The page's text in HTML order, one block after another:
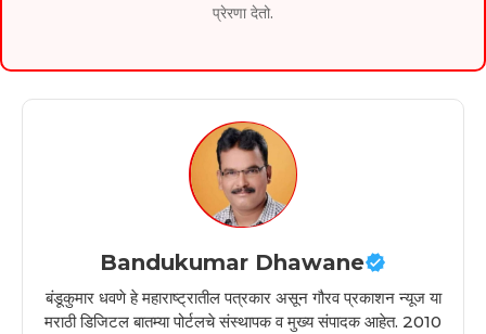
प्रेरणा देतो.
Bandukumar Dhawane
बंडूकुमार धवणे हे महाराष्ट्रातील पत्रकार असून गौरव प्रकाशन न्यूज या
मराठी डिजिटल बातम्या पोर्टलचे संस्थापक व मुख्य संपादक आहेत. 2010